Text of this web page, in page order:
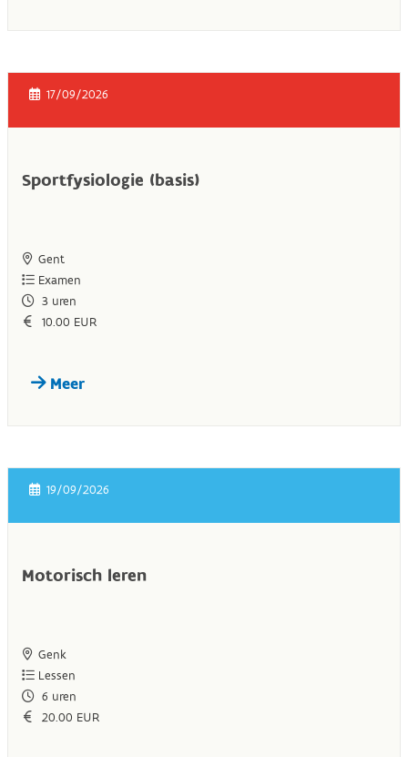
17/09/2026
Sportfysiologie (basis)
Gent
Examen
3 uren
10.00 EUR
Meer
19/09/2026
Motorisch leren
Genk
Lessen
6 uren
20.00 EUR